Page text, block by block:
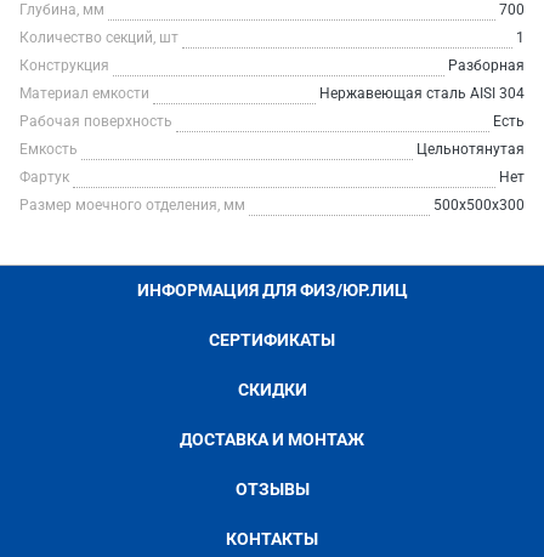
Глубина, мм
700
Количество секций, шт
1
Конструкция
Разборная
Материал емкости
Нержавеющая сталь AISI 304
Рабочая поверхность
Есть
Емкость
Цельнотянутая
Фартук
Нет
Размер моечного отделения, мм
500х500х300
ИНФОРМАЦИЯ ДЛЯ ФИЗ/ЮР.ЛИЦ
СЕРТИФИКАТЫ
СКИДКИ
ДОСТАВКА И МОНТАЖ
ОТЗЫВЫ
КОНТАКТЫ